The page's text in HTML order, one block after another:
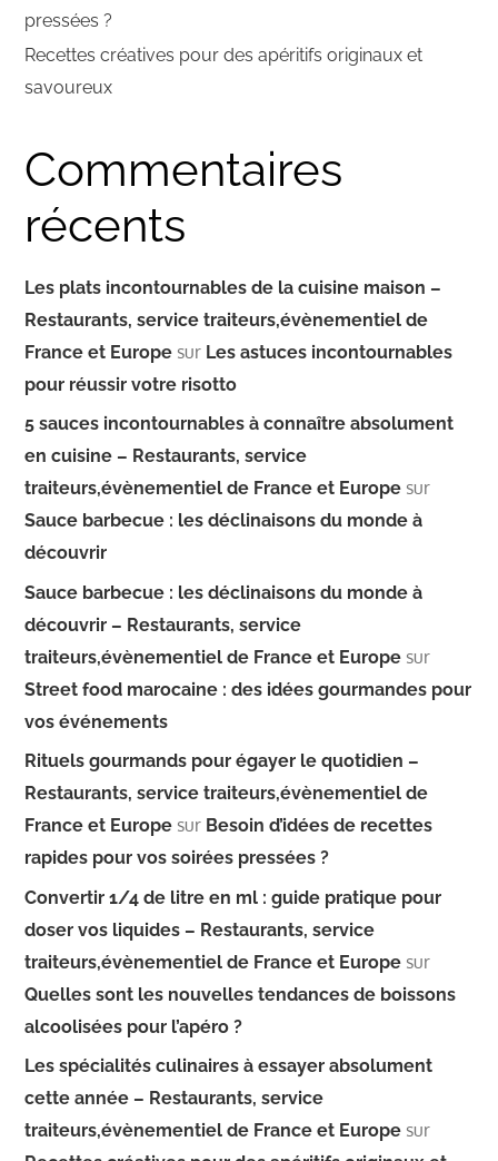
pressées ?
Recettes créatives pour des apéritifs originaux et
savoureux
Commentaires
récents
Les plats incontournables de la cuisine maison –
Restaurants, service traiteurs,évènementiel de
France et Europe sur Les astuces incontournables
pour réussir votre risotto
5 sauces incontournables à connaître absolument
en cuisine – Restaurants, service
traiteurs,évènementiel de France et Europe sur
Sauce barbecue : les déclinaisons du monde à
découvrir
Sauce barbecue : les déclinaisons du monde à
découvrir – Restaurants, service
traiteurs,évènementiel de France et Europe sur
Street food marocaine : des idées gourmandes pour
vos événements
Rituels gourmands pour égayer le quotidien –
Restaurants, service traiteurs,évènementiel de
France et Europe sur Besoin d’idées de recettes
rapides pour vos soirées pressées ?
Convertir 1/4 de litre en ml : guide pratique pour
doser vos liquides – Restaurants, service
traiteurs,évènementiel de France et Europe sur
Quelles sont les nouvelles tendances de boissons
alcoolisées pour l’apéro ?
Les spécialités culinaires à essayer absolument
cette année – Restaurants, service
traiteurs,évènementiel de France et Europe sur